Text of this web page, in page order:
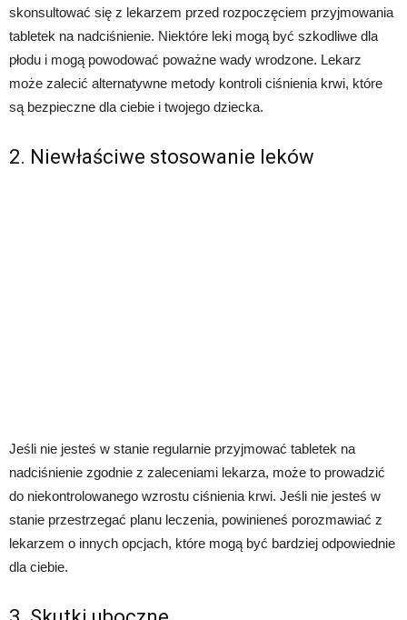
skonsultować się z lekarzem przed rozpoczęciem przyjmowania
tabletek na nadciśnienie. Niektóre leki mogą być szkodliwe dla
płodu i mogą powodować poważne wady wrodzone. Lekarz
może zalecić alternatywne metody kontroli ciśnienia krwi, które
są bezpieczne dla ciebie i twojego dziecka.
2. Niewłaściwe stosowanie leków
Jeśli nie jesteś w stanie regularnie przyjmować tabletek na
nadciśnienie zgodnie z zaleceniami lekarza, może to prowadzić
do niekontrolowanego wzrostu ciśnienia krwi. Jeśli nie jesteś w
stanie przestrzegać planu leczenia, powinieneś porozmawiać z
lekarzem o innych opcjach, które mogą być bardziej odpowiednie
dla ciebie.